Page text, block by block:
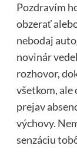
Pozdravím
obzerať
nebodaj
novinár
rozhovor,
všetkom, ale
prejav
výchovy.
senzáciu